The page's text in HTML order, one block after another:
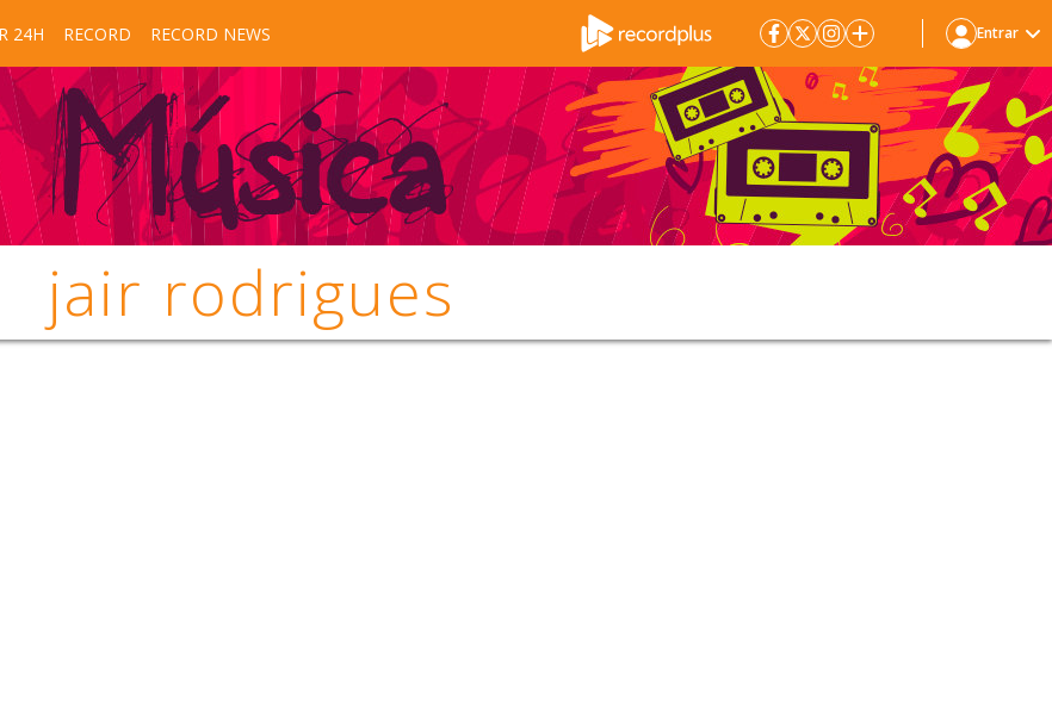
24H RECORD RECORD NEWS Entrar
jair rodrigues